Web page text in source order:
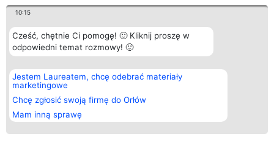
10:15
Cześć, chętnie Ci pomogę! 🙂 Kliknij proszę w
odpowiedni temat rozmowy! 🙂
Jestem Laureatem, chcę odebrać materiały
marketingowe
Chcę zgłosić swoją firmę do Orłów
Mam inną sprawę
Organizator plebiscytu
Bright Side Solutions sp. z o.
o. sp. k.
ul. Ruska 22
Wrocław 50-079
KRS 0000749100 | Regon
381313360 | NIP 8943132676
Plebiscyt
Laureaci
wszystkich
Laureatów
Regulamin
Kontakt
Kontakt